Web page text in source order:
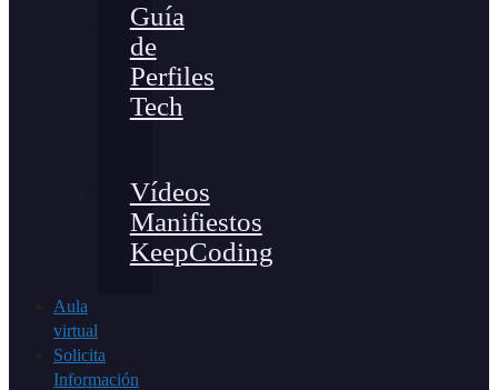
Guía
de
Perfiles
Tech
Vídeos
Manifiestos
KeepCoding
Aula
virtual
Solicita
Información